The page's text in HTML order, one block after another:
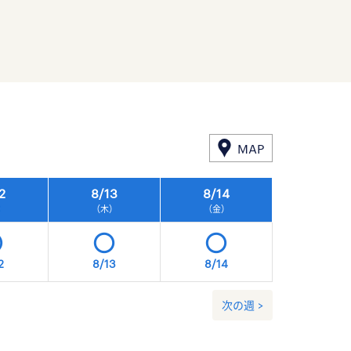
MAP
8/13
（木）
8/14
（金）
8/13 8/14
次の週 >